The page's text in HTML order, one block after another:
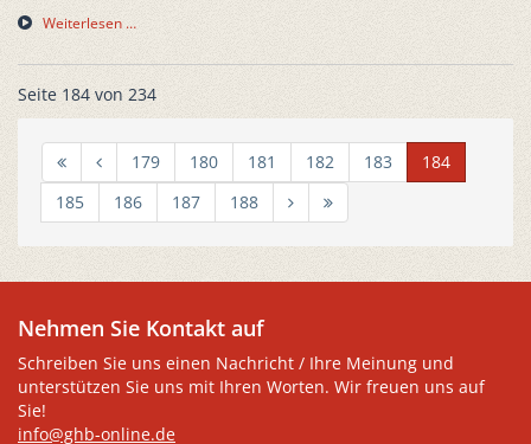
Weiterlesen …
Seite 184 von 234
179 180 181 182 183
184
185
186 187 188
Nehmen Sie Kontakt auf
Schreiben Sie uns einen Nachricht / Ihre Meinung und
unterstützen Sie uns mit Ihren Worten. Wir freuen uns auf
Sie!
info@ghb-online.de